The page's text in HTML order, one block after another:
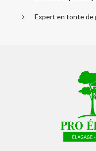
Expert en tonte de